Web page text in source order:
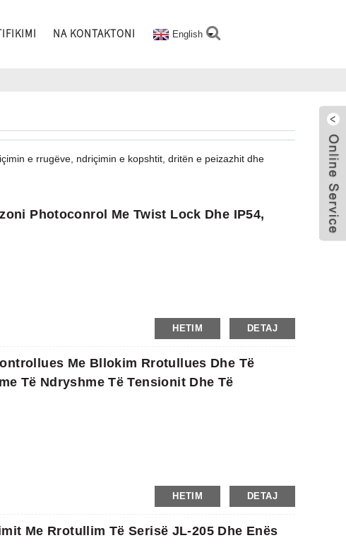
NA KONTAKTONI English
e rrugëve, ndriçimin e kopshtit, dritën e peizazhit dhe
Photoconrol Me Twist Lock Dhe IP54,
HETIM
DETAJ
Me Bllokim Rrotullues Dhe Të
Të Ndryshme Të Tensionit Dhe Të
HETIM
DETAJ
Me Rrotullim Të Serisë JL-205 Dhe Enës